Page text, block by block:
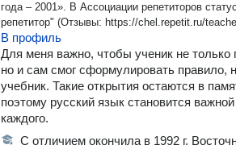
года – 2001». В Ассоциации репетиторов статус - "Лучший
репетитор" (Отзывы: https://chel.repetit.ru/
В профиль
Для меня важно, чтобы ученик не только
но и сам смог сформулировать правило,
учебник. Такие открытия остаются в
поэтому русский язык становится
каждого.
С отличием окончила в 1992 г.